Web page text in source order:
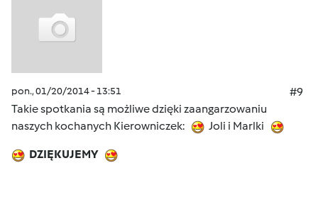
pon., 01/20/2014 - 13:51
#9
Takie spotkania są możliwe dzięki zaangarzowaniu
naszych kochanych Kierowniczek:
Joli i Marlki
DZIĘKUJEMY